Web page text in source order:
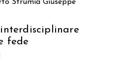
Strumia Giuseppe
fede